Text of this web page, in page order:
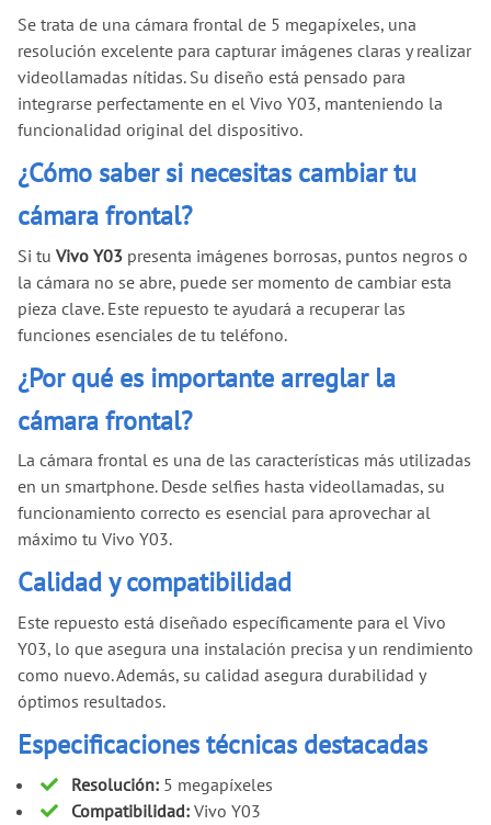
Se trata de una cámara frontal de 5 megapíxeles, una
resolución excelente para capturar imágenes claras y realizar
videollamadas nítidas. Su diseño está pensado para
integrarse perfectamente en el Vivo Y03, manteniendo la
funcionalidad original del dispositivo.
¿Cómo saber si necesitas cambiar tu
cámara frontal?
Si tu Vivo Y03 presenta imágenes borrosas, puntos negros o
la cámara no se abre, puede ser momento de cambiar esta
pieza clave. Este repuesto te ayudará a recuperar las
funciones esenciales de tu teléfono.
¿Por qué es importante arreglar la
cámara frontal?
La cámara frontal es una de las características más utilizadas
en un smartphone. Desde selfies hasta videollamadas, su
funcionamiento correcto es esencial para aprovechar al
máximo tu Vivo Y03.
Calidad y compatibilidad
Este repuesto está diseñado específicamente para el Vivo
Y03, lo que asegura una instalación precisa y un rendimiento
como nuevo. Además, su calidad asegura durabilidad y
óptimos resultados.
Especificaciones técnicas destacadas
Resolución:5 megapíxeles
Compatibilidad:Vivo Y03